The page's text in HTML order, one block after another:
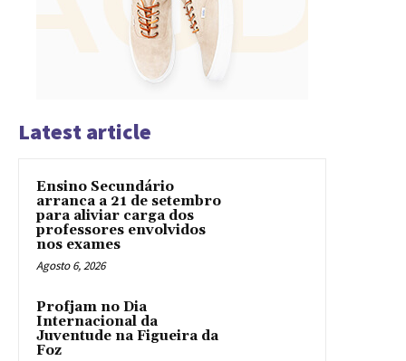
Latest article
Ensino Secundário
arranca a 21 de setembro
para aliviar carga dos
professores envolvidos
nos exames
Agosto 6, 2026
Profjam no Dia
Internacional da
Juventude na Figueira da
Foz